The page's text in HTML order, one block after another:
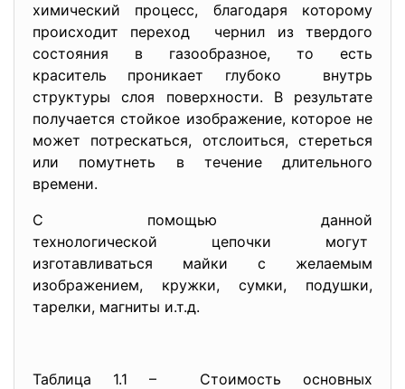
химический процесс, благодаря которому
происходит переход чернил из твердого
состояния в газообразное, то есть
краситель проникает глубоко внутрь
структуры слоя поверхности. В результате
получается стойкое изображение, которое не
может потрескаться, отслоиться, стереться
или помутнеть в течение длительного
времени.
С помощью данной
технологической цепочки могут
изготавливаться майки с желаемым
изображением, кружки, сумки, подушки,
тарелки, магниты и.т.д.
Таблица 1.1 – Стоимость основных